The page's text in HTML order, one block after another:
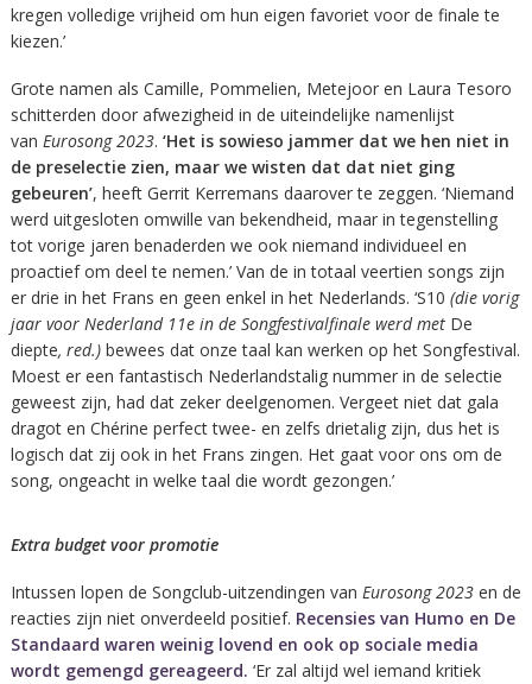
kregen volledige vrijheid om hun eigen favoriet voor de finale te
kiezen.’
Grote namen als Camille, Pommelien, Metejoor en Laura Tesoro
schitterden door afwezigheid in de uiteindelijke namenlijst
van Eurosong 2023. ‘Het is sowieso jammer dat we hen niet in
de preselectie zien, maar we wisten dat dat niet ging
gebeuren’, heeft Gerrit Kerremans daarover te zeggen. ‘Niemand
werd uitgesloten omwille van bekendheid, maar in tegenstelling
tot vorige jaren benaderden we ook niemand individueel en
proactief om deel te nemen.’ Van de in totaal veertien songs zijn
er drie in het Frans en geen enkel in het Nederlands. ‘S10 (die vorig
jaar voor Nederland 11e in de Songfestivalfinale werd metDe
diepte, red.)bewees dat onze taal kan werken op het Songfestival.
Moest er een fantastisch Nederlandstalig nummer in de selectie
geweest zijn, had dat zeker deelgenomen. Vergeet niet dat gala
dragot en Chérine perfect twee- en zelfs drietalig zijn, dus het is
logisch dat zij ook in het Frans zingen. Het gaat voor ons om de
song, ongeacht in welke taal die wordt gezongen.’
Extra budget voor promotie
Intussen lopen de Songclub-uitzendingen van Eurosong 2023 en de
reacties zijn niet onverdeeld positief. Recensies van Humo en De
Standaard waren weinig lovend en ook op sociale media
wordt gemengd gereageerd. ‘Er zal altijd wel iemand kritiek